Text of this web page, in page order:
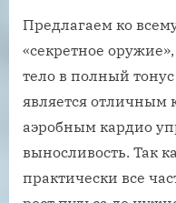
Предлагаем ко
«секретное
тело в полный
является
аэробным кардио
выносливость. Так
практически все